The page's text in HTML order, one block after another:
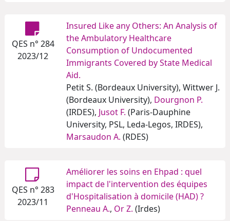
QES n° 284
2023/12
Insured Like any Others: An Analysis of
the Ambulatory Healthcare
Consumption of Undocumented
Immigrants Covered by State Medical
Aid.
Petit S. (Bordeaux University), Wittwer J.
(Bordeaux University), Dourgnon P.
(IRDES), Jusot F. (Paris-Dauphine
University, PSL, Leda-Legos, IRDES),
Marsaudon A. (RDES)
QES n° 283
2023/11
Améliorer les soins en Ehpad : quel
impact de l'intervention des équipes
d'Hospitalisation à domicile (HAD) ?
Penneau A., Or Z. (Irdes)